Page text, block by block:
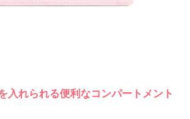
入れられる便利なコンパートメント